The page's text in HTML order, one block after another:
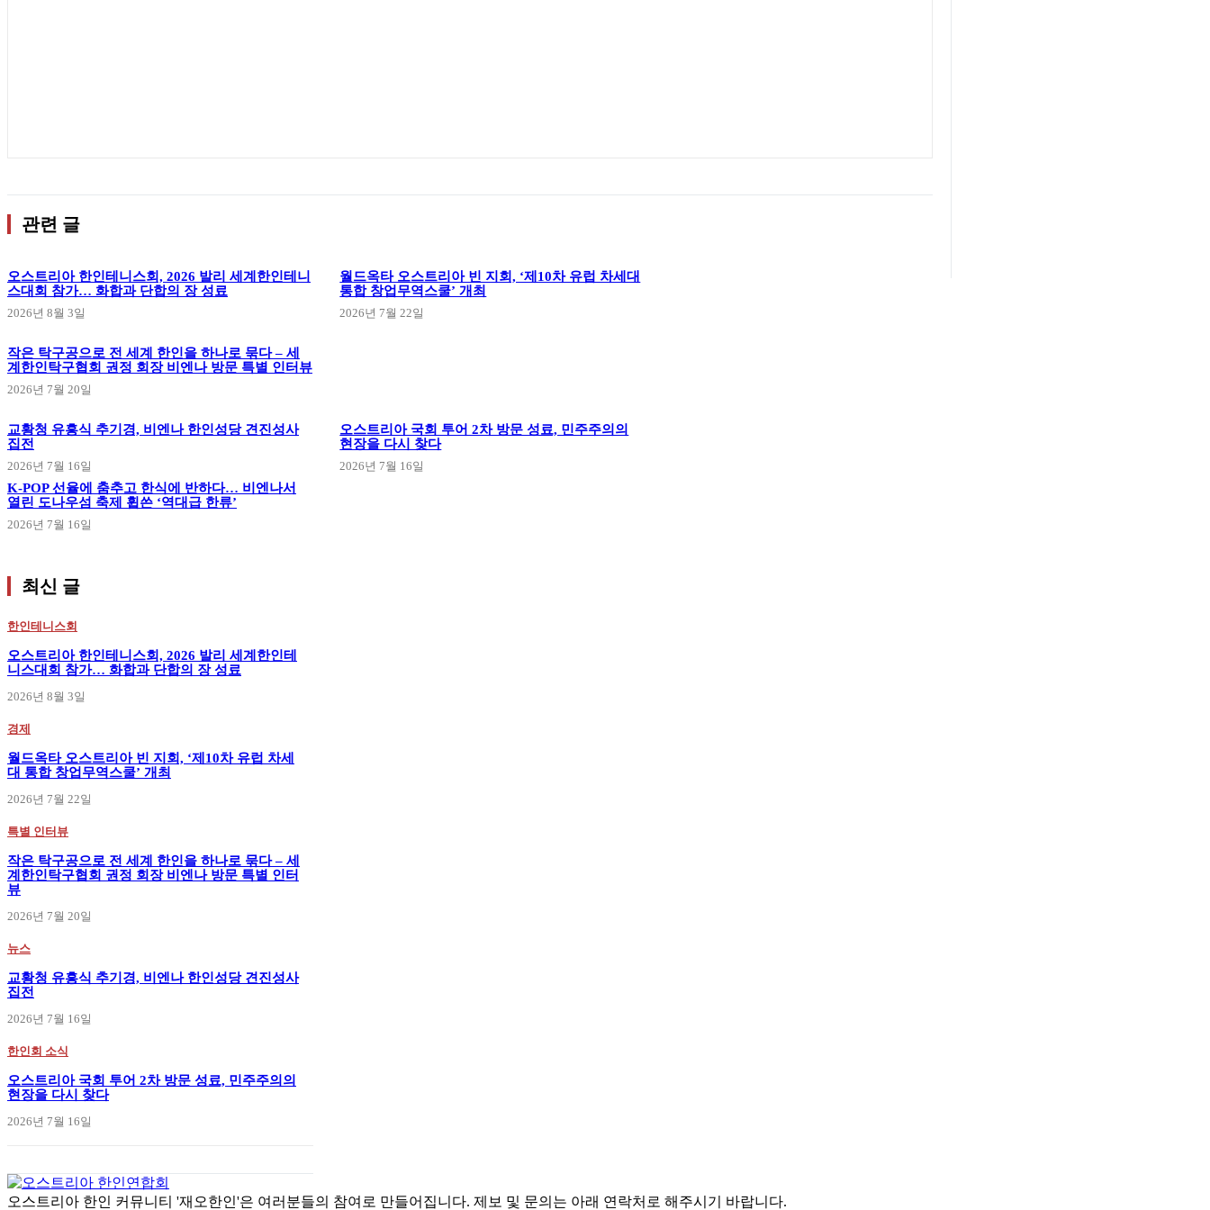
관련 글
오스트리아 한인테니스회, 2026 발리 세계한인테니
스대회 참가… 화합과 단합의 장 성료
2026년 8월 3일
월드옥타 오스트리아 빈 지회, ‘제10차 유럽 차세대
통합 창업무역스쿨’ 개최
2026년 7월 22일
작은 탁구공으로 전 세계 한인을 하나로 묶다 – 세
계한인탁구협회 권정 회장 비엔나 방문 특별 인터뷰
2026년 7월 20일
교황청 유흥식 추기경, 비엔나 한인성당 견진성사
집전
2026년 7월 16일
오스트리아 국회 투어 2차 방문 성료, 민주주의의
현장을 다시 찾다
2026년 7월 16일
K-POP 선율에 춤추고 한식에 반하다… 비엔나서
열린 도나우섬 축제 휩쓴 ‘역대급 한류’
2026년 7월 16일
최신 글
한인테니스회
오스트리아 한인테니스회, 2026 발리 세계한인테
니스대회 참가… 화합과 단합의 장 성료
2026년 8월 3일
경제
월드옥타 오스트리아 빈 지회, ‘제10차 유럽 차세
대 통합 창업무역스쿨’ 개최
2026년 7월 22일
특별 인터뷰
작은 탁구공으로 전 세계 한인을 하나로 묶다 – 세
계한인탁구협회 권정 회장 비엔나 방문 특별 인터
뷰
2026년 7월 20일
뉴스
교황청 유흥식 추기경, 비엔나 한인성당 견진성사
집전
2026년 7월 16일
한인회 소식
오스트리아 국회 투어 2차 방문 성료, 민주주의의
현장을 다시 찾다
2026년 7월 16일
오스트리아 한인 커뮤니티 '재오한인'은 여러분들의 참여로 만들어집니다. 제보 및 문의는 아래 연락처로 해주시기 바랍니다.